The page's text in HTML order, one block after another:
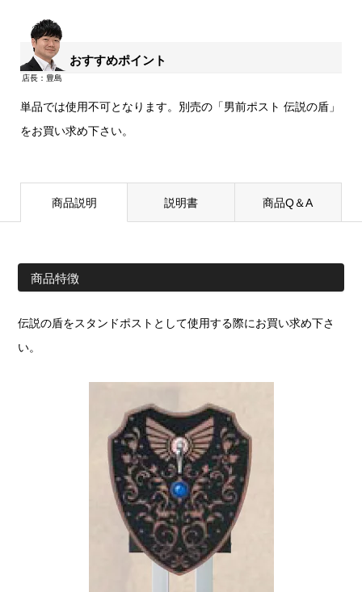
おすすめポイント
単品では使用不可となります。別売の「男前ポスト 伝説の盾」
をお買い求め下さい。
商品説明 説明書 商品Q＆A
商品特徴
伝説の盾をスタンドポストとして使用する際にお買い求め下さ
い。